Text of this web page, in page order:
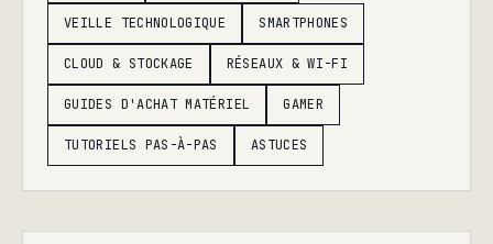
VEILLE TECHNOLOGIQUE SMARTPHONES
CLOUD & STOCKAGE RÉSEAUX & WI-FI
GUIDES D'ACHAT MATÉRIEL GAMER
TUTORIELS PAS-À-PAS ASTUCES